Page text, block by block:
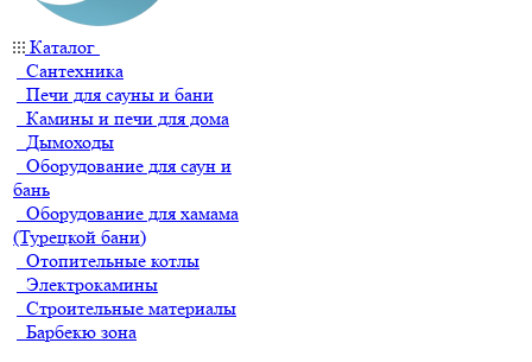
Каталог
Сантехника
Печи для сауны и бани
Камины и печи для дома
Дымоходы
Оборудование для саун и
бань
Оборудование для хамама
(Турецкой бани)
Отопительные котлы
Электрокамины
Строительные материалы
Барбекю зона